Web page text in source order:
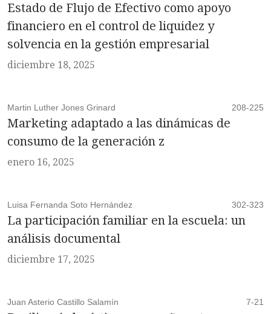
Estado de Flujo de Efectivo como apoyo
financiero en el control de liquidez y
solvencia en la gestión empresarial
diciembre 18, 2025
Martin Luther Jones Grinard 208-225
Marketing adaptado a las dinámicas de
consumo de la generación z
enero 16, 2025
Luisa Fernanda Soto Hernández 302-323
La participación familiar en la escuela: un
análisis documental
diciembre 17, 2025
Juan Asterio Castillo Salamín 7-21